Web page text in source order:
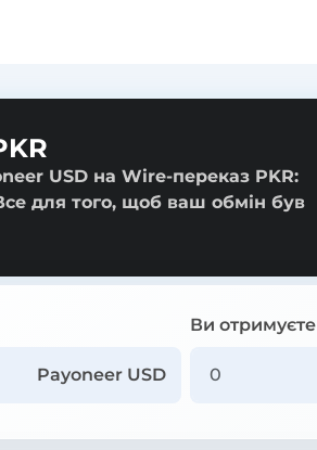
USD на Wire-переказ PKR:
для того, щоб ваш обмін був
Payoneer USD
Ви отримуєте